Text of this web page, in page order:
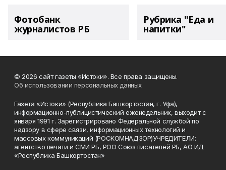
Фотобанк
журналистов РБ
Рубрика "Еда и
напитки"
© 2026 сайт газеты «Истоки». Все права защищены.
Об использовании персональных данных
Газета «Истоки» (Республика Башкортостан, г. Уфа),
информационно-публицистический еженедельник, выходит с
января 1991 г. Зарегистрировано Федеральной службой по
надзору в сфере связи, информационных технологий и
массовых коммуникаций (РОСКОМНАДЗОР)УЧРЕДИТЕЛИ:
агентство печати и СМИ РБ, РОО Союз писателей РБ, АО ИД
«Республика Башкортостан»